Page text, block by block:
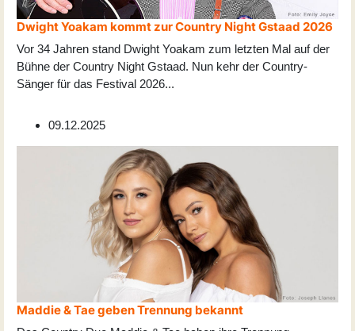
Dwight Yoakam kommt zur Country Night Gstaad 2026
Vor 34 Jahren stand Dwight Yoakam zum letzten Mal auf der
Bühne der Country Night Gstaad. Nun kehr der Country-
Sänger für das Festival 2026...
09.12.2025
Maddie & Tae geben Trennung bekannt